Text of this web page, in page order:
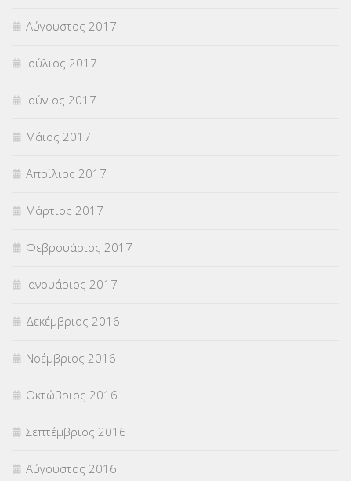
Αύγουστος 2017
Ιούλιος 2017
Ιούνιος 2017
Μάιος 2017
Απρίλιος 2017
Μάρτιος 2017
Φεβρουάριος 2017
Ιανουάριος 2017
Δεκέμβριος 2016
Νοέμβριος 2016
Οκτώβριος 2016
Σεπτέμβριος 2016
Αύγουστος 2016